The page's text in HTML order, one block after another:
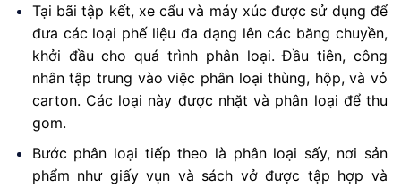
Tại bãi tập kết, xe cẩu và máy xúc được sử dụng để
đưa các loại phế liệu đa dạng lên các băng chuyền,
khởi đầu cho quá trình phân loại. Đầu tiên, công
nhân tập trung vào việc phân loại thùng, hộp, và vỏ
carton. Các loại này được nhặt và phân loại để thu
gom.
Bước phân loại tiếp theo là phân loại sấy, nơi sản
phẩm như giấy vụn và sách vở được tập hợp và